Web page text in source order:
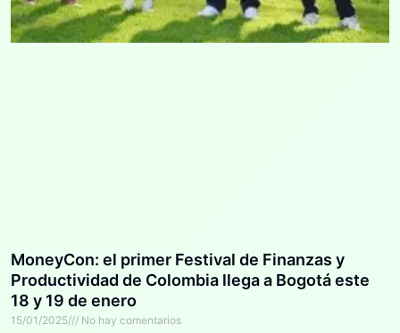
MoneyCon: el primer Festival de Finanzas y
Productividad de Colombia llega a Bogotá este
18 y 19 de enero
15/01/2025 No hay comentarios